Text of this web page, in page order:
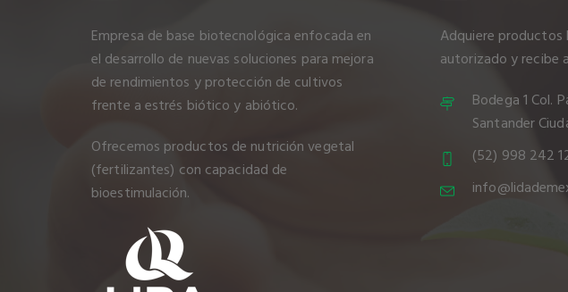
Empresa de base biotecnológica enfocada en
el desarrollo de nuevas soluciones para mejora
de rendimientos y protección de cultivos
frente a estrés biótico y abiótico.
Ofrecemos productos de nutrición vegetal
(fertilizantes) con capacidad de
bioestimulación.
Adquiere productos
autorizado y recibe
Bodega 1 Col.
Santander
(52) 998 242